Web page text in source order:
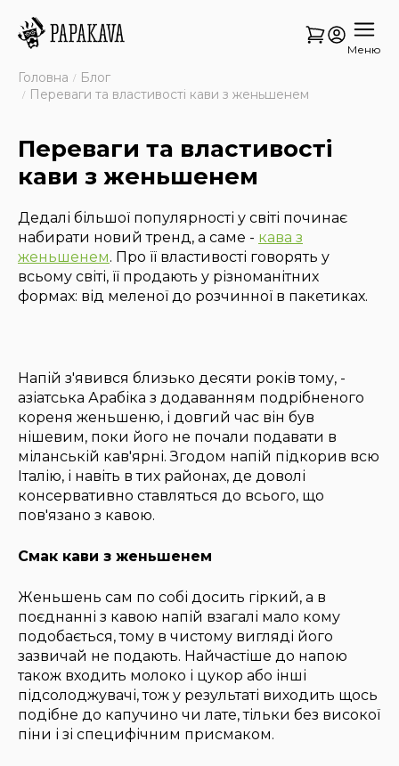
Меню
Головна
Блог
Переваги та властивості кави з женьшенем
Переваги та властивості
кави з женьшенем
Дедалі більшої популярності у світі починає
набирати новий тренд, а саме - кава з
женьшенем. Про її властивості говорять у
всьому світі, її продають у різноманітних
формах: від меленої до розчинної в пакетиках.
Напій з'явився близько десяти років тому, -
азіатська Арабіка з додаванням подрібненого
кореня женьшеню, і довгий час він був
нішевим, поки його не почали подавати в
міланській кав'ярні. Згодом напій підкорив всю
Італію, і навіть в тих районах, де доволі
консервативно ставляться до всього, що
пов'язано з кавою.
Смак кави з женьшенем
Женьшень сам по собі досить гіркий, а в
поєднанні з кавою напій взагалі мало кому
подобається, тому в чистому вигляді його
зазвичай не подають. Найчастіше до напою
також входить молоко і цукор або інші
підсолоджувачі, тож у результаті виходить щось
подібне до капучино чи лате, тільки без високої
піни і зі специфічним присмаком.